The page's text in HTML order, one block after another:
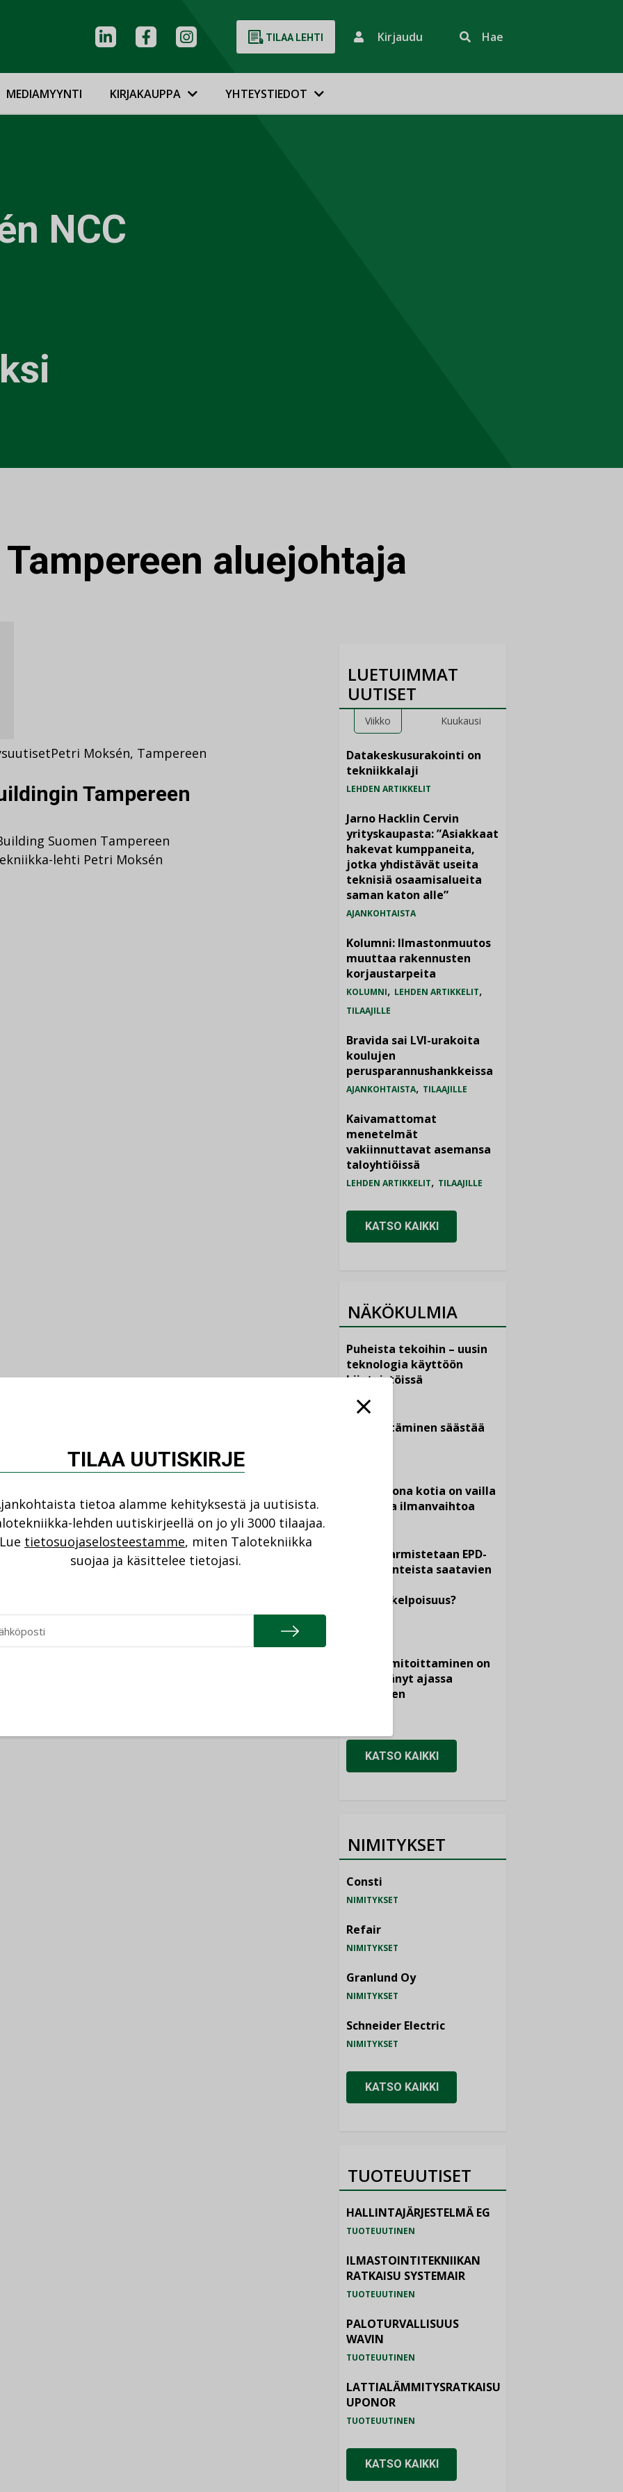
TILAA LEHTI Kirjaudu Hae
MEDIAMYYNTI KIRJAKAUPPA YHTEYSTIEDOT
NCC
Tampereen aluejohtaja
Petri Moksén, Tampereen
Tampereen
Suomen Tampereen
lehti Petri Moksén
LUETUIMMAT
UUTISET
Viikko Kuukausi
Datakeskusurakointi on
tekniikkalaji
LEHDEN ARTIKKELIT
Jarno Hacklin Cervin
yrityskaupasta: ”Asiakkaat
hakevat kumppaneita,
jotka yhdistävät useita
teknisiä osaamisalueita
saman katon alle”
AJANKOHTAISTA
Kolumni: Ilmastonmuutos
muuttaa rakennusten
korjaustarpeita
KOLUMNI, LEHDEN ARTIKKELIT,
TILAAJILLE
Bravida sai LVI-urakoita
koulujen
perusparannushankkeissa
AJANKOHTAISTA, TILAAJILLE
Kaivamattomat
menetelmät
vakiinnuttavat asemansa
taloyhtiöissä
LEHDEN ARTIKKELIT, TILAAJILLE
KATSO KAIKKI
NÄKÖKULMIA
Puheista tekoihin – uusin
teknologia käyttöön
kiinteistöissä
KOLUMNI
Sähköistäminen säästää
Yli miljoona kotia on vailla
toimivaa ilmanvaihtoa
Miten varmistetaan EPD-
dokumenteista saatavien
vertailukelpoisuus?
viemärimitoittaminen on
jämähtänyt ajassa
paikalleen
KATSO KAIKKI
NIMITYKSET
Consti
NIMITYKSET
Refair
NIMITYKSET
Granlund Oy
NIMITYKSET
Schneider Electric
NIMITYKSET
KATSO KAIKKI
TUOTEUUTISET
HALLINTAJÄRJESTELMÄ EG
TUOTEUUTINEN
ILMASTOINTITEKNIIKAN
RATKAISU SYSTEMAIR
TUOTEUUTINEN
PALOTURVALLISUUS
WAVIN
TUOTEUUTINEN
LATTIALÄMMITYSRATKAISU
UPONOR
TUOTEUUTINEN
KATSO KAIKKI
TILAA UUTISKIRJE
tietoa alamme kehityksestä ja uutisista.
lehden uutiskirjeellä on jo yli 3000 tilaajaa.
Lue tietosuojaselosteestamme, miten Talotekniikka
suojaa ja käsittelee tietojasi.